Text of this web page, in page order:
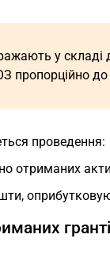
у складі
пропорційно до
проведення:
отриманих